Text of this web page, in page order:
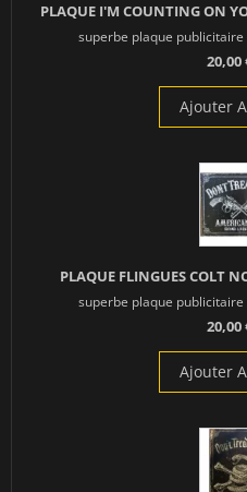
PLAQUE I'M COUNTING ON
superbe plaque
20,00
Ajouter
PLAQUE FLINGUES COLT
superbe plaque
20,00
Ajouter